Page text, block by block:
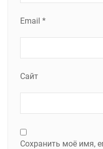
Email *
Сайт
Сохранить моё имя,